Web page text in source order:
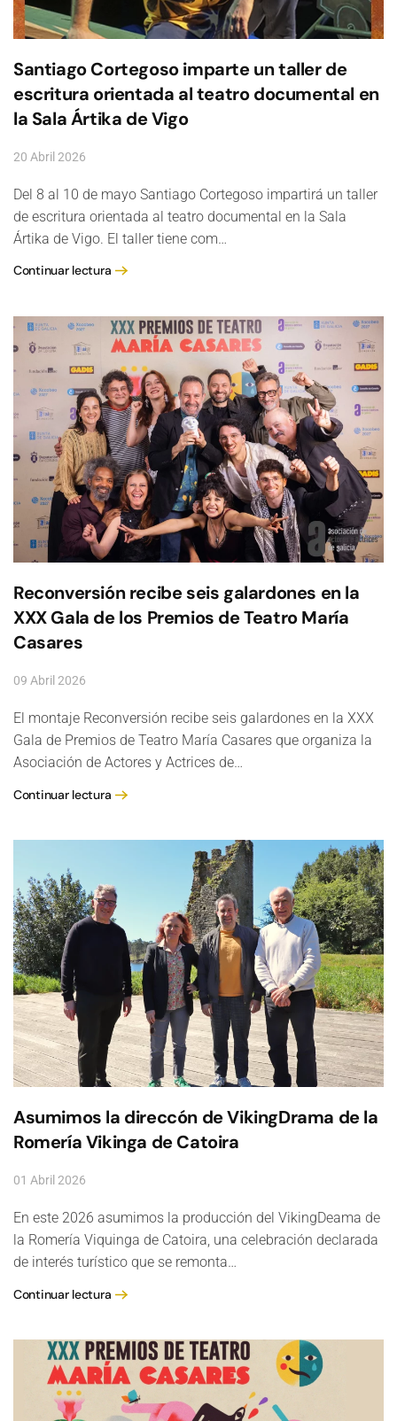
Santiago Cortegoso imparte un taller de
escritura orientada al teatro documental en
la Sala Ártika de Vigo
20 Abril 2026
Del 8 al 10 de mayo Santiago Cortegoso impartirá un taller
de escritura orientada al teatro documental en la Sala
Ártika de Vigo. El taller tiene com…
Continuar lectura
Reconversión recibe seis galardones en la
XXX Gala de los Premios de Teatro María
Casares
09 Abril 2026
El montaje Reconversión recibe seis galardones en la XXX
Gala de Premios de Teatro María Casares que organiza la
Asociación de Actores y Actrices de…
Continuar lectura
Asumimos la direccón de VikingDrama de la
Romería Vikinga de Catoira
01 Abril 2026
En este 2026 asumimos la producción del VikingDeama de
la Romería Viquinga de Catoira, una celebración declarada
de interés turístico que se remonta…
Continuar lectura